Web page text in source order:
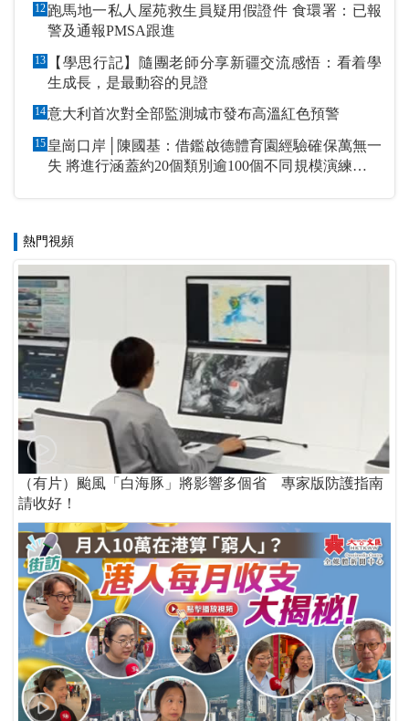
12 跑馬地一私人屋苑救生員疑用假證件 食環署：已報
警及通報PMSA跟進
13
【學思行記】隨團老師分享新疆交流感悟：看着學
生成長，是最動容的見證
14意大利首次對全部監測城市發布高溫紅色預警
15 皇崗口岸│陳國基：借鑑啟德體育園經驗確保萬無一
失 將進行涵蓋約20個類別逾100個不同規模演練和測
熱門視頻
（有片）颱風「白海豚」將影響多個省 專家版防護指南
請收好！